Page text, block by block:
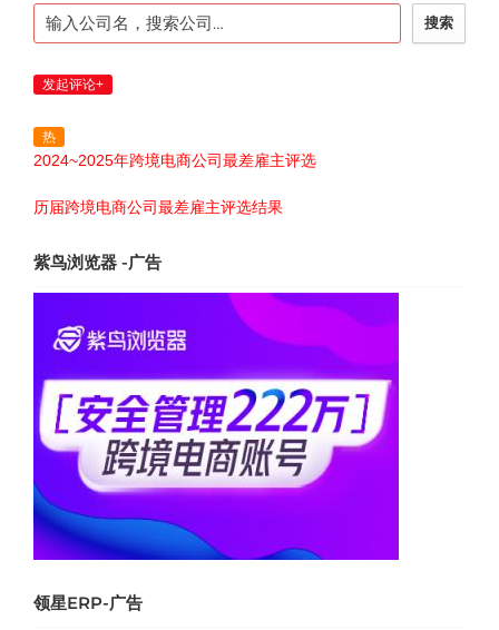
搜索
发起评论+
热
2024~2025年跨境电商公司最差雇主评选
历届跨境电商公司最差雇主评选结果
紫鸟浏览器 -广告
领星ERP-广告